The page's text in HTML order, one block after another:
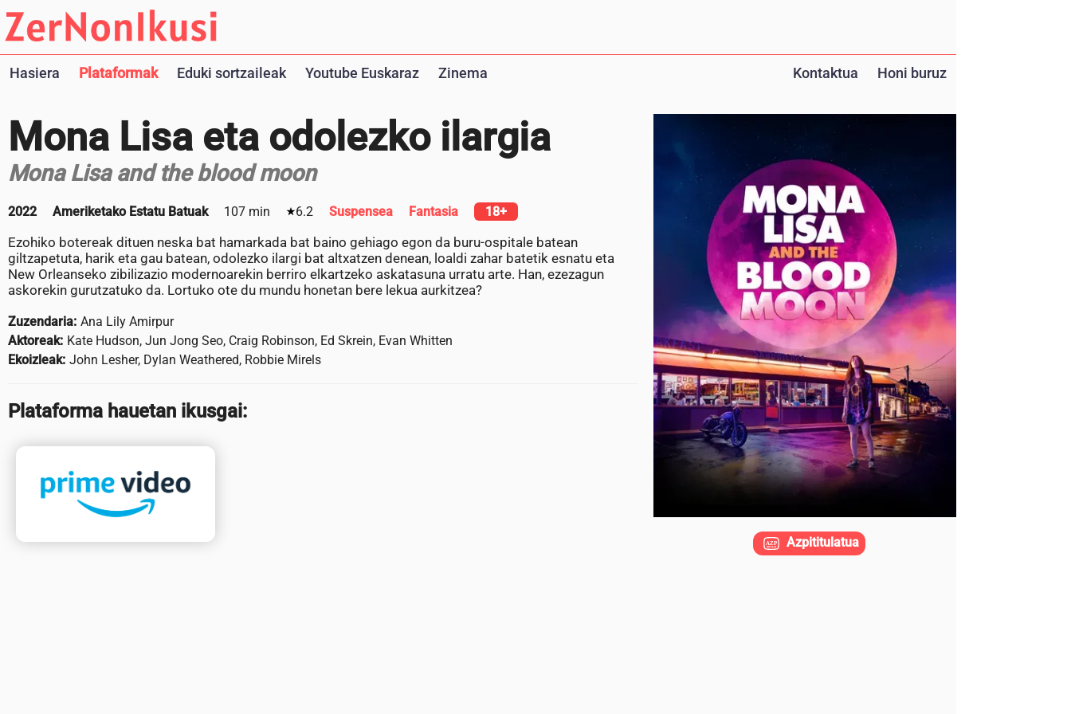
Hasiera Plataformak Eduki sortzaileak Youtube Euskaraz Zinema Kontaktua Honi buruz
Mona Lisa eta odolezko ilargia
Mona Lisa and the blood moon
2022 Ameriketako Estatu Batuak 107 min 6.2 Suspensea Fantasia 18+
Ezohiko botereak dituen neska bat hamarkada bat baino gehiago egon da buru-ospitale batean
giltzapetuta, harik eta gau batean, odolezko ilargi bat altxatzen denean, loaldi zahar batetik esnatu eta
New Orleanseko zibilizazio modernoarekin berriro elkartzeko askatasuna urratu arte. Han, ezezagun
askorekin gurutzatuko da. Lortuko ote du mundu honetan bere lekua aurkitzea?
Zuzendaria: Ana Lily Amirpur
Aktoreak: Kate Hudson, Jun Jong Seo, Craig Robinson, Ed Skrein, Evan Whitten
Ekoizleak: John Lesher, Dylan Weathered, Robbie Mirels
Plataforma hauetan ikusgai:
Azpititulatua